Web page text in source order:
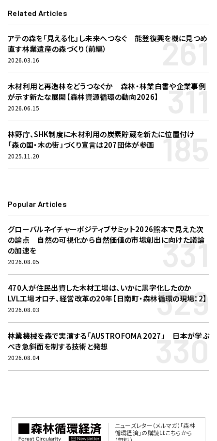
Related Articles
アテの森を「見える化」し未来へつなぐ 能登復興を機に見つめ
直す林業遺産の森づくり（前編）
261
2026.03.16
木材利用と再造林をどうつなぐか 森林・林業白書や企業事例
が示す新たな展開【森林資源循環の動向2026】
311
2026.06.15
林野庁、SHK制度に木材利用の炭素貯蔵を新たに位置付け
「森の国・木の街」づくり宣言は207団体が参画
185
2025.11.20
Popular Articles
グローバルネイチャーポジティブサミット2026熊本で見えた次
の論点 自然の可視化から自然価値の市場創出に向けた議論
の加速を
331
2026.08.05
470人が住民出資した木材工場は、いかに黒字化したのか
LVL工場オロチ、経営改革の20年【日南町・森林循環の現場：2】
329
2026.08.03
林業機械を森で実演する「AUSTROFOMA 2027」 日本が学ぶ
べき急斜面を制する技術と発想
330
2026.08.04
ニューズレター（メルマガ）「森林
循環経済」の購読はこちらから